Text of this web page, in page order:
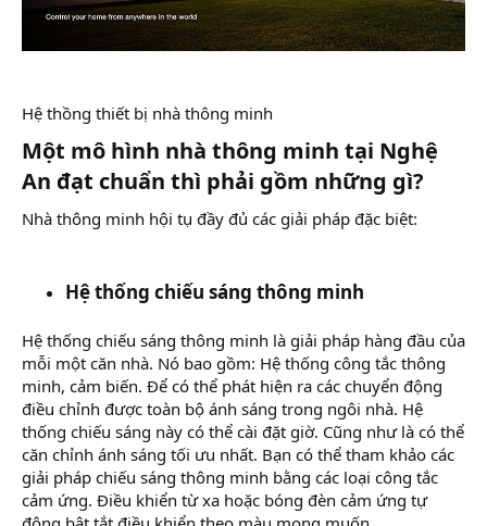
Hệ thồng thiết bị nhà thông minh
Một mô hình nhà thông minh tại Nghệ
An đạt chuẩn thì phải gồm những gì?
Nhà thông minh hội tụ đầy đủ các giải pháp đặc biệt:
Hệ thống chiếu sáng thông minh
Hệ thống chiếu sáng thông minh là giải pháp hàng đầu của
mỗi một căn nhà. Nó bao gồm: Hệ thống công tắc thông
minh, cảm biến. Để có thể phát hiện ra các chuyển động
điều chỉnh được toàn bộ ánh sáng trong ngôi nhà. Hệ
thống chiếu sáng này có thể cài đặt giờ. Cũng như là có thể
căn chỉnh ánh sáng tối ưu nhất. Bạn có thể tham khảo các
giải pháp chiếu sáng thông minh bằng các loại công tắc
cảm ứng. Điều khiển từ xa hoặc bóng đèn cảm ứng tự